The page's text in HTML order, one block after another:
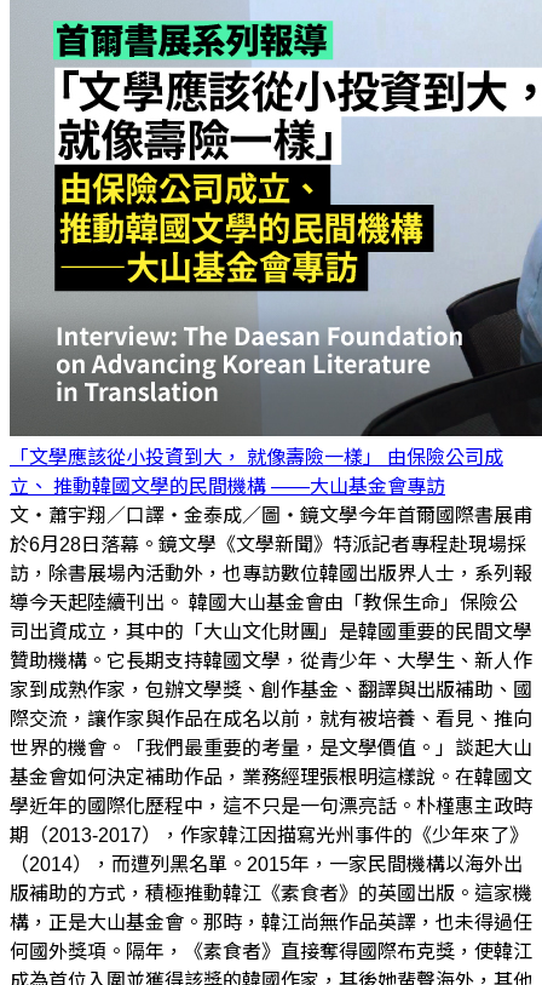
「文學應該從小投資到大， 就像壽險一樣」 由保險公司成
立、 推動韓國文學的民間機構 ——大山基金會專訪
文・蕭宇翔／口譯・金泰成／圖・鏡文學今年首爾國際書展甫
於6月28日落幕。鏡文學《文學新聞》特派記者專程赴現場採
訪，除書展場內活動外，也專訪數位韓國出版界人士，系列報
導今天起陸續刊出。 韓國大山基金會由「教保生命」保險公
司出資成立，其中的「大山文化財團」是韓國重要的民間文學
贊助機構。它長期支持韓國文學，從青少年、大學生、新人作
家到成熟作家，包辦文學獎、創作基金、翻譯與出版補助、國
際交流，讓作家與作品在成名以前，就有被培養、看見、推向
世界的機會。「我們最重要的考量，是文學價值。」談起大山
基金會如何決定補助作品，業務經理張根明這樣說。在韓國文
學近年的國際化歷程中，這不只是一句漂亮話。朴槿惠主政時
期（2013-2017），作家韓江因描寫光州事件的《少年來了》
（2014），而遭列黑名單。2015年，一家民間機構以海外出
版補助的方式，積極推動韓江《素食者》的英國出版。這家機
構，正是大山基金會。那時，韓江尚無作品英譯，也未得過任
何國外獎項。隔年，《素食者》直接奪得國際布克獎，使韓江